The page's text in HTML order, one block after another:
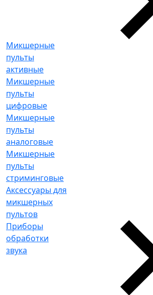
Микшерные
пульты
активные
Микшерные
пульты
цифровые
Микшерные
пульты
аналоговые
Микшерные
пульты
стриминговые
Аксессуары для
микшерных
пультов
Приборы
обработки
звука